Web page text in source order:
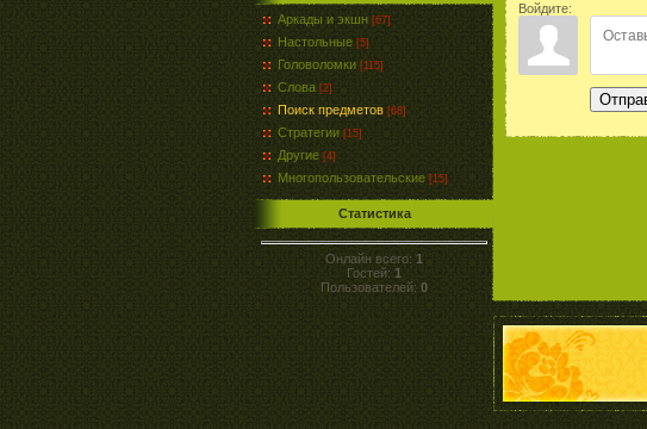
Аркады и экшн [67]
Настольные [5]
Головоломки [115]
Слова [2]
Поиск предметов [68]
Стратегии [15]
Другие [4]
Многопользовательские [15]
Статистика
Онлайн всего: 1
Гостей: 1
Пользователей: 0
Войдите: